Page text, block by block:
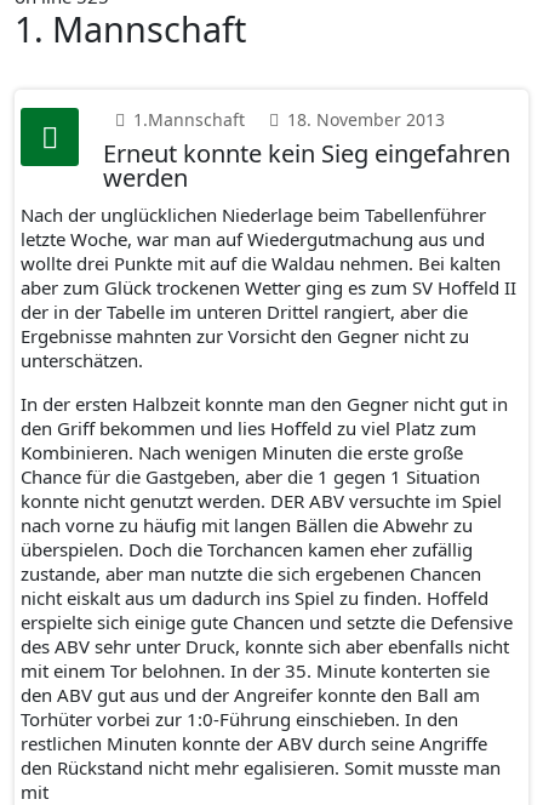
1. Mannschaft
1.Mannschaft 18. November 2013
Erneut konnte kein Sieg eingefahren
werden
Nach der unglücklichen Niederlage beim Tabellenführer
letzte Woche, war man auf Wiedergutmachung aus und
wollte drei Punkte mit auf die Waldau nehmen. Bei kalten
aber zum Glück trockenen Wetter ging es zum SV Hoffeld II
der in der Tabelle im unteren Drittel rangiert, aber die
Ergebnisse mahnten zur Vorsicht den Gegner nicht zu
unterschätzen.
In der ersten Halbzeit konnte man den Gegner nicht gut in
den Griff bekommen und lies Hoffeld zu viel Platz zum
Kombinieren. Nach wenigen Minuten die erste große
Chance für die Gastgeben, aber die 1 gegen 1 Situation
konnte nicht genutzt werden. DER ABV versuchte im Spiel
nach vorne zu häufig mit langen Bällen die Abwehr zu
überspielen. Doch die Torchancen kamen eher zufällig
zustande, aber man nutzte die sich ergebenen Chancen
nicht eiskalt aus um dadurch ins Spiel zu finden. Hoffeld
erspielte sich einige gute Chancen und setzte die Defensive
des ABV sehr unter Druck, konnte sich aber ebenfalls nicht
mit einem Tor belohnen. In der 35. Minute konterten sie
den ABV gut aus und der Angreifer konnte den Ball am
Torhüter vorbei zur 1:0-Führung einschieben. In den
restlichen Minuten konnte der ABV durch seine Angriffe
den Rückstand nicht mehr egalisieren. Somit musste man
mit